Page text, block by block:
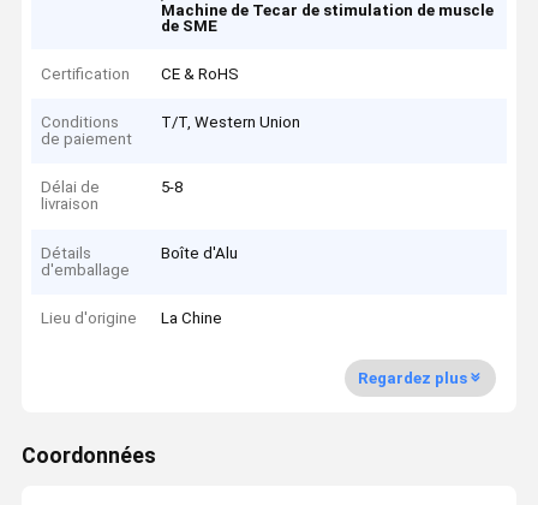
Machine de Tecar de stimulation de muscle
de SME
Certification CE & RoHS
Conditions
de paiement
T/T, Western Union
Délai de
livraison
5-8
Détails
d'emballage
Boîte d'Alu
Lieu d'origine La Chine
Regardez plus
Coordonnées